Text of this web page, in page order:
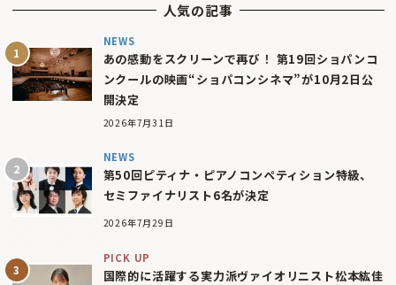
人気の記事
NEWS
あの感動をスクリーンで再び！ 第19回ショパンコ
ンクールの映画“ショパコンシネマ”が10月2日公
開決定
2026年7月31日
NEWS
第50回ピティナ・ピアノコンペティション特級、
セミファイナリスト6名が決定
2026年7月29日
PICK UP
国際的に活躍する実力派ヴァイオリニスト松本紘佳